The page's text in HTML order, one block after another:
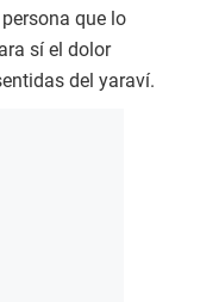
que lo
sí el dolor
del yaraví.